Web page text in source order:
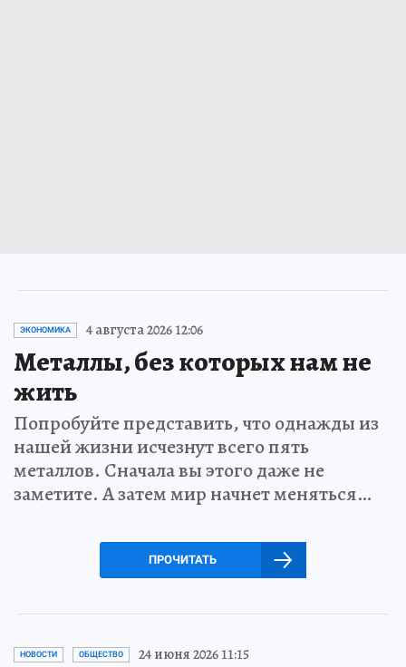
ЭКОНОМИКА 4 августа 2026 12:06
Металлы, без которых нам не
жить
Попробуйте представить, что однажды из
нашей жизни исчезнут всего пять
металлов. Сначала вы этого даже не
заметите. А затем мир начнет меняться…
ПРОЧИТАТЬ
НОВОСТИ ОБЩЕСТВО 24 июня 2026 11:15